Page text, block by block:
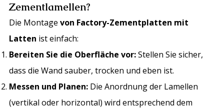
Zementlamellen?
Die Montagevon Factory-Zementplatten mit
Latten ist einfach:
Bereiten Sie die Oberfläche vor:Stellen Sie sicher,
dass die Wand sauber, trocken und eben ist.
Messen und Planen: Die Anordnung der Lamellen
(vertikal oder horizontal) wird entsprechend dem